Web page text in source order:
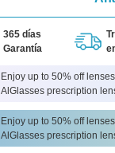
365 días
Garantía
Enjoy up to 50% off
AlGlasses prescription
Enjoy up to 50% off
AlGlasses prescription